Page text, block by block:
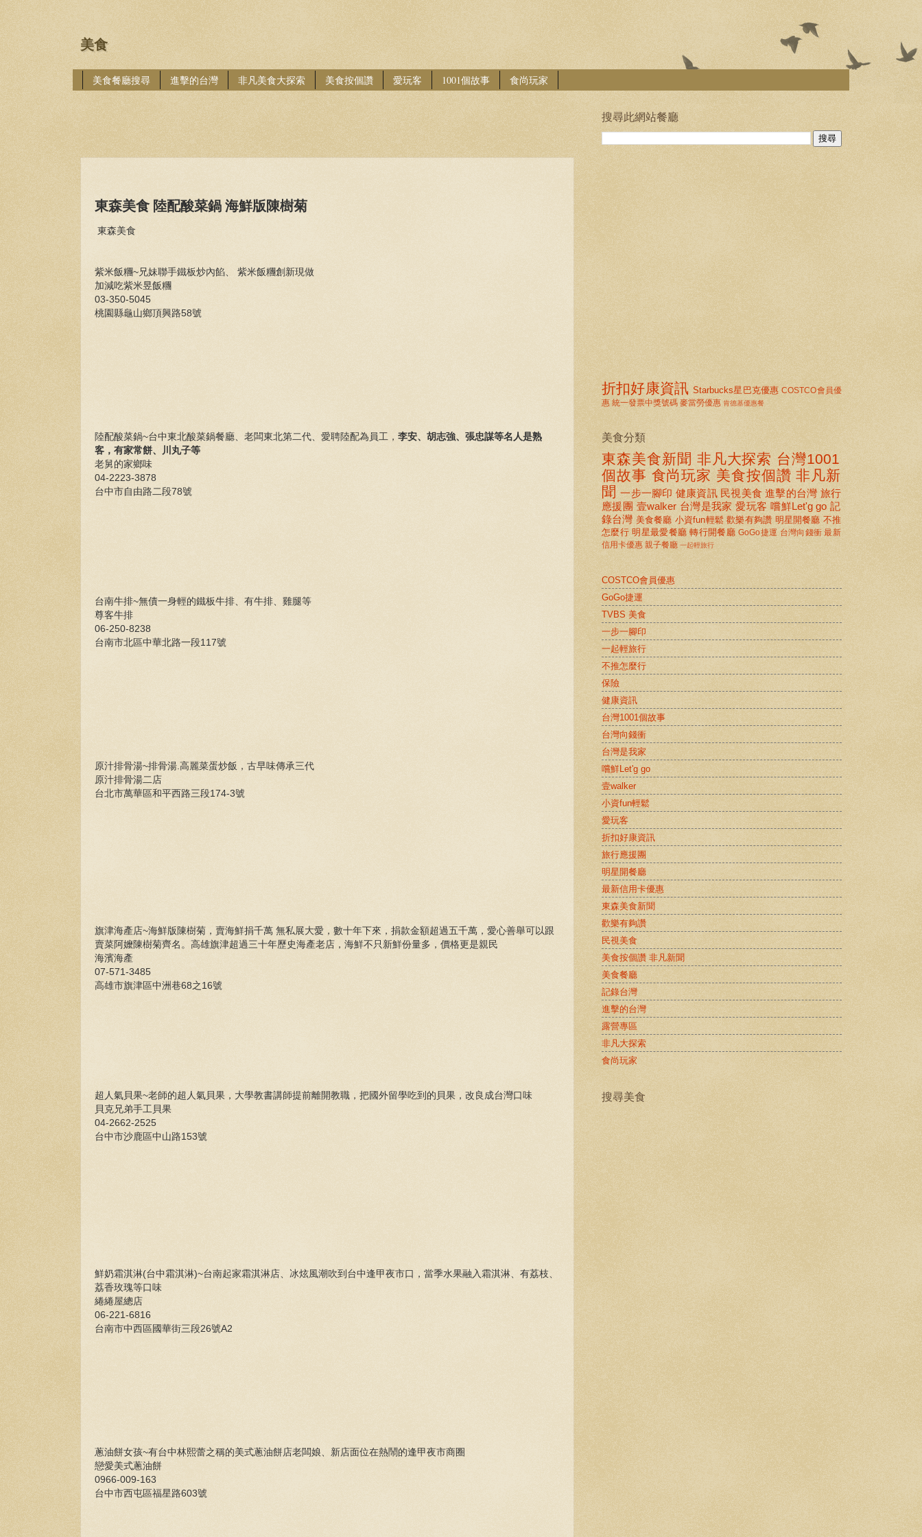
美食
美食餐廳搜尋 進擊的台灣 非凡美食大探索 美食按個讚 愛玩客 1001個故事 食尚玩家
東森美食 陸配酸菜鍋 海鮮版陳樹菊
東森美食
紫米飯糰~兄妹聯手鐵板炒內餡、 紫米飯糰創新現做
加減吃紫米昱飯糰
03-350-5045
桃園縣龜山鄉頂興路58號
陸配酸菜鍋~台中東北酸菜鍋餐廳、老闆東北第二代、愛聘陸配為員工， 李安、胡志強、張忠謀等名人是熟
客，有家常餅、川丸子等
老舅的家鄉味
04-2223-3878
台中市自由路二段78號
台南牛排~無債一身輕的鐵板牛排、有牛排、雞腿等
尊客牛排
06-250-8238
台南市北區中華北路一段117號
原汁排骨湯~排骨湯.高麗菜蛋炒飯，古早味傳承三代
原汁排骨湯二店
台北市萬華區和平西路三段174-3號
旗津海產店~海鮮版陳樹菊，賣海鮮捐千萬 無私展大愛，數十年下來，捐款金額超過五千萬，愛心善舉可以跟
賣菜阿嬤陳樹菊齊名。高雄旗津超過三十年歷史海產老店，海鮮不只新鮮份量多，價格更是親民
海濱海產
07-571-3485
高雄市旗津區中洲巷68之16號
超人氣貝果~老師的超人氣貝果，大學教書講師提前離開教職，把國外留學吃到的貝果，改良成台灣口味
貝克兄弟手工貝果
04-2662-2525
台中市沙鹿區中山路153號
鮮奶霜淇淋(台中霜淇淋)~台南起家霜淇淋店、冰炫風潮吹到台中逢甲夜市口，當季水果融入霜淇淋、有荔枝、
荔香玫瑰等口味
綣綣屋總店
06-221-6816
台南市中西區國華街三段26號A2
蔥油餅女孩~有台中林熙蕾之稱的美式蔥油餅店老闆娘、新店面位在熱鬧的逢甲夜市商圈
戀愛美式蔥油餅
0966-009-163
台中市西屯區福星路603號
搜尋此網站餐廳
折扣好康資訊 Starbucks星巴克優惠 COSTCO會員優
惠 統一發票中獎號碼 麥當勞優惠 肯德基優惠餐
美食分類
東森美食新聞 非凡大探索 台灣1001
個故事 食尚玩家 美食按個讚 非凡新
聞 一步一腳印 健康資訊 民視美食 進擊的台灣 旅行
應援團 壹walker 台灣是我家 愛玩客 嚐鮮Let'g go 記
錄台灣 美食餐廳 小資fun輕鬆 歡樂有夠讚 明星開餐廳 不推
怎麼行 明星最愛餐廳 轉行開餐廳 GoGo捷運 台灣向錢衝 最新
信用卡優惠 親子餐廳 一起輕旅行
COSTCO會員優惠
GoGo捷運
TVBS 美食
一步一腳印
一起輕旅行
不推怎麼行
保險
健康資訊
台灣1001個故事
台灣向錢衝
台灣是我家
嚐鮮Let'g go
壹walker
小資fun輕鬆
愛玩客
折扣好康資訊
旅行應援團
明星開餐廳
最新信用卡優惠
東森美食新聞
歡樂有夠讚
民視美食
美食按個讚 非凡新聞
美食餐廳
記錄台灣
進擊的台灣
露營專區
非凡大探索
食尚玩家
搜尋美食